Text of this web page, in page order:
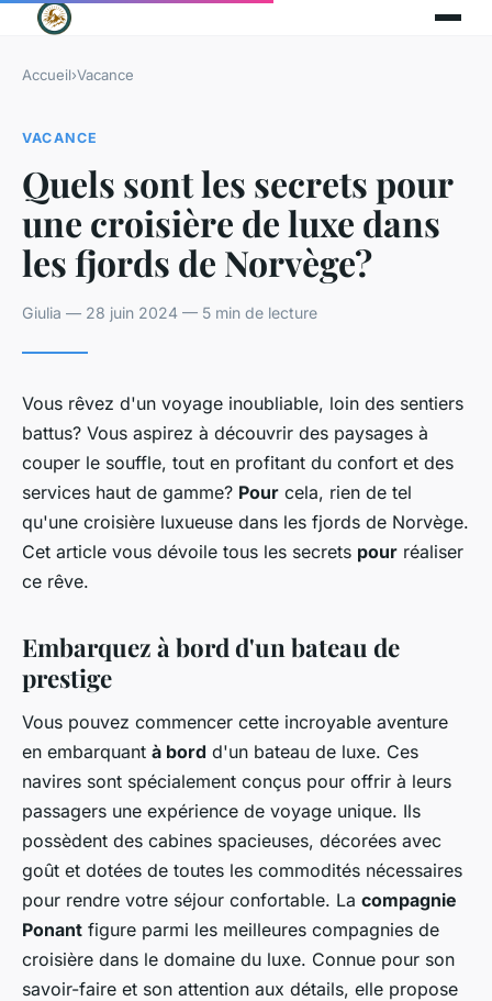
Accueil›Vacance
VACANCE
Quels sont les secrets pour
une croisière de luxe dans
les fjords de Norvège?
Giulia — 28 juin 2024 — 5 min de lecture
Vous rêvez d'un voyage inoubliable, loin des sentiers
battus? Vous aspirez à découvrir des paysages à
couper le souffle, tout en profitant du confort et des
services haut de gamme? Pour cela, rien de tel
qu'une croisière luxueuse dans les fjords de Norvège.
Cet article vous dévoile tous les secrets pour réaliser
ce rêve.
Embarquez à bord d'un bateau de
prestige
Vous pouvez commencer cette incroyable aventure
en embarquant à bord d'un bateau de luxe. Ces
navires sont spécialement conçus pour offrir à leurs
passagers une expérience de voyage unique. Ils
possèdent des cabines spacieuses, décorées avec
goût et dotées de toutes les commodités nécessaires
pour rendre votre séjour confortable. La compagnie
Ponant figure parmi les meilleures compagnies de
croisière dans le domaine du luxe. Connue pour son
savoir-faire et son attention aux détails, elle propose